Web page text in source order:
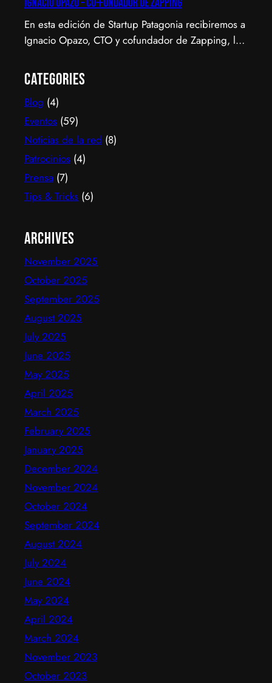
Ignacio Opazo – Co-Fundador de Zapping
En esta edición de Startup Patagonia recibiremos a
Ignacio Opazo, CTO y cofundador de Zapping, la
que América Latina ve televisión. ​Zapping nació
con una idea simple y potente: ofrecer una
experiencia de TV por internet fluida, sin
decodificadores ni contratos, y hoy suma más de
600…
Categories
Blog (4)
Eventos (59)
Noticias de la red (8)
Patrocinios (4)
Prensa (7)
Tips & Tricks (6)
Archives
November 2025
October 2025
September 2025
August 2025
July 2025
June 2025
May 2025
April 2025
March 2025
February 2025
January 2025
December 2024
November 2024
October 2024
September 2024
August 2024
July 2024
June 2024
May 2024
April 2024
March 2024
November 2023
October 2023